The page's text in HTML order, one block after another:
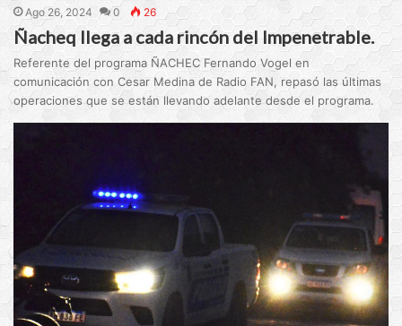
Ago 26, 2024 0 26
Ñacheq llega a cada rincón del Impenetrable.
Referente del programa ÑACHEC Fernando Vogel en
comunicación con Cesar Medina de Radio FAN, repasó las últimas
operaciones que se están llevando adelante desde el programa.